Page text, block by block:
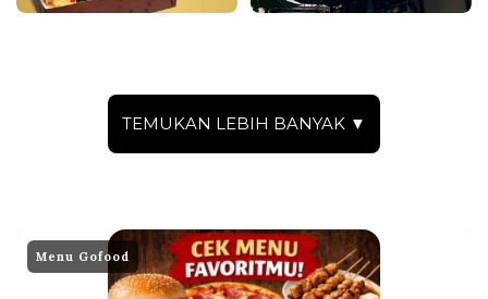
TEMUKAN LEBIH BANYAK ▼
Menu Gofood